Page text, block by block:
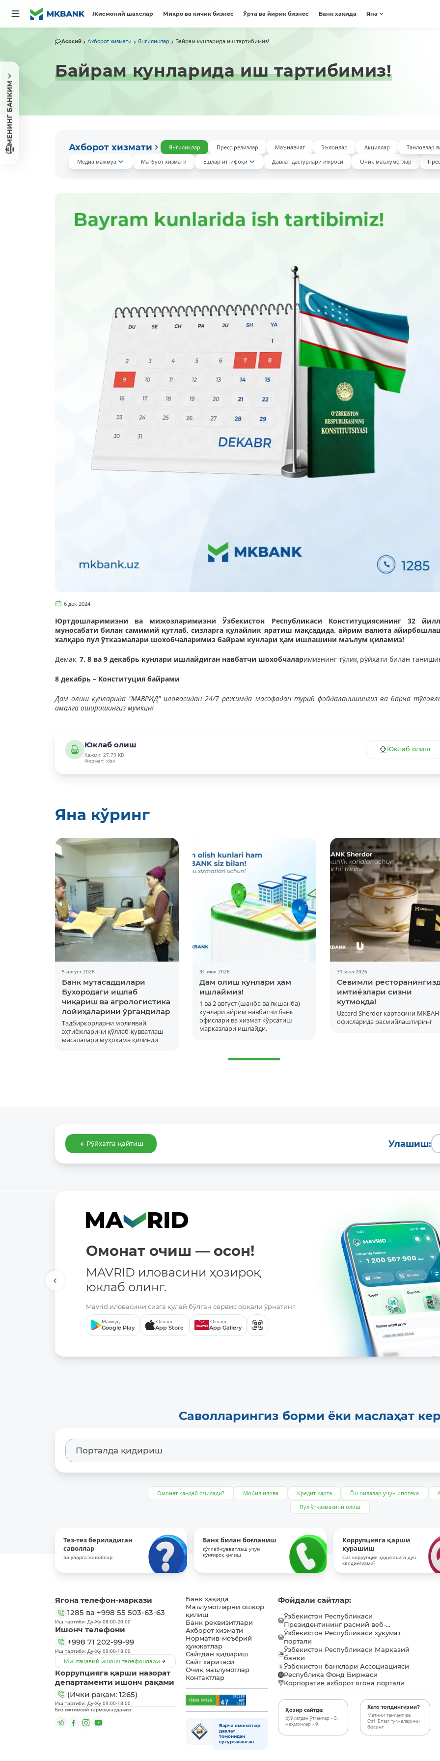
Жисмоний шахслар Микро ва кичик бизнес Ўрта ва йирик бизнес Банк ҳақида Яна
МЕНИНГ БАНКИМ
Асосий Ахборот хизмати Янгиликлар Байрам кунларида иш тартибимиз!
Байрам кунларида иш тартибимиз!
Ахборот хизмати Янгиликлар Пресс-релизлар Маънавият Эълонлар Акциялар
Танловлар
Медиа мажмуа
Матбуот хизмати Ёшлар иттифоқи Давлат дастурлари ижроси Очиқ маълумотлар
6 дек 2024
Юртдошларимизни ва мижозларимизни Ўзбекистон Республикаси Конституциясининг 32
муносабати билан самимий қутлаб, сизларга қулайлик яратиш мақсадида, айрим валюта
халқаро пул ўтказмалари шохобчаларимиз байрам кунлари ҳам ишлашини маълум қиламиз!
Демак, 7, 8 ва 9 декабрь кунлари ишлайдиган навбатчи шохобчаларимизнинг тўлиқ рўйхати билан
8 декабрь – Конституция байрами
Дам олиш кунларида "МAВРИД" иловасидан 24/7 режимда масофадан туриб фойдаланишингиз ва барча
амалга оширишингиз мумкин!
Юклаб олиш
Ҳажми: 27.79 KB
Формат: xlsx
Юклаб олиш
Яна кўринг
5 август 2026
Банк мутасаддилари
Бухородаги ишлаб
чиқариш ва агрологистика
лойиҳаларини ўргандилар
Тадбиркорларни молиявий
эҳтиёжларини қўллаб-қувватлаш
масалалари муҳокама қилинди
31 июл 2026
Дам олиш кунлари ҳам
ишлаймиз!
1 ва 2 август (шанба ва якшанба)
кунлари айрим навбатчи банк
офислари ва хизмат кўрсатиш
марказлари ишлайди.
31 июл 2026
Севимли
имтиёзлари сизни
кутмоқда!
Uzcard Sherdor картасини
офисларида расмийлаштиринг
Рўйхатга қайтиш Улашиш:
Омонат очиш — осон!
MAVRID иловасини ҳозироқ
юклаб олинг.
Mavrid иловасини сизга қулай бўлган сервис орқали ўрнатинг:
Мавжуд
Google Play
Юкланг
App Store
Юкланг
App Gallery
Саволларингиз борми ёки маслаҳат
Омонат қандай очилади? Мобил илова Кредит карта Ёш оилалар учун ипотека
Пул ўтказмасини олиш
Тез-тез бериладиган
саволлар
ва уларга жавоблар
Банк билан боғланиш
қўллаб-қувватлаш учун
қўнғироқ қилиш
Коррупцияга қарши
курашиш
Сиз коррупция ҳодисасига дуч
келдингизми?
Ягона телефон-маркази
1285 ва +998 55 503-63-63
Иш тартиби: Ду-Жу 08:00-20:00
Ишонч телефони
+998 71 202-99-99
Иш тартиби: Ду-Жу 09:00-18:00
Минтақавий ишонч телефонлари
Коррупцияга қарши назорат
департаменти ишонч рақами
(Ички рақам: 1265)
Иш тартиби: Ду-Жу 09:00-18:00
Биз ижтимоий тармоқлардамиз:
Банк ҳақида
Маълумотларни ошкор
қилиш
Банк реквизитлари
Ахборот хизмати
Норматив-меъёрий
ҳужжатлар
Сайтдан қидириш
Сайт харитаси
Очиқ маълумотлар
Контактлар
Барча омонатлар
давлат
томонидан
суғурталанган
Фойдали сайтлар:
Ўзбекистон Республикаси
Президентининг расмий веб-...
Ўзбекистон Республикаси ҳукумат
портали
Ўзбекистон Республикаси Марказий
банки
Ўзбекистон банклари Ассоциацияси
Республика Фонд Биржаси
Корпоратив ахборот ягона портали
Ҳозир сайтда:
рўйхатдан ўтганлар - 0,
меҳмонлар - 9
Хато топдингизми?
Матнни танланг ва
Ctrl+Enter тугмаларини
босинг
Батафсил